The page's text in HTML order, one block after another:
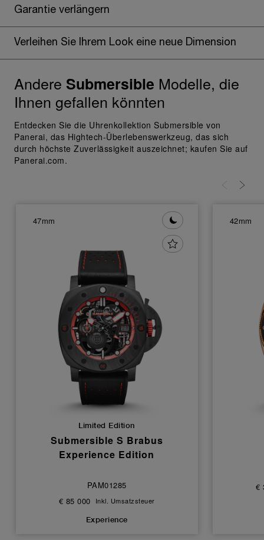
Garantie verlängern
Verleihen Sie Ihrem Look eine neue Dimension
Andere Submersible Modelle, die
Ihnen gefallen könnten
Entdecken Sie die Uhrenkollektion Submersible von
Panerai, das Hightech-Überlebenswerkzeug, das sich
durch höchste Zuverlässigkeit auszeichnet; kaufen Sie auf
Panerai.com.
47mm
Limited Edition
Submersible S Brabus
Experience Edition
PAM01285
€ 85 000
Inkl. Umsatzsteuer
Experience
42mm
€
Einverständnis für die Verwendung der oben
Klicken Sie auf „Nur technische cookies
geben, dass nur technische Cookies